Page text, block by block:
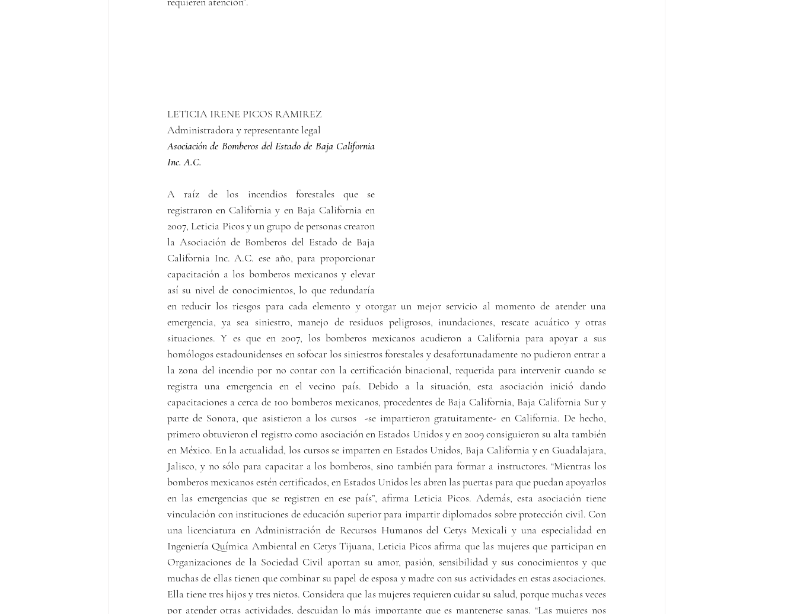
LETICIA IRENE PICOS RAMIREZ
Administradora y representante legal
Asociación de Bomberos del Estado de Baja California
Inc. A.C.
A raíz de los incendios forestales que se
registraron en California y en Baja California en
2007, Leticia Picos y un grupo de personas crearon
la Asociación de Bomberos del Estado de Baja
California Inc. A.C. ese año, para proporcionar
capacitación a los bomberos mexicanos y elevar
así su nivel de conocimientos, lo que redundaría
en reducir los riesgos para cada elemento y otorgar un mejor servicio al momento de atender una
emergencia, ya sea siniestro, manejo de residuos peligrosos, inundaciones, rescate acuático y otras
situaciones. Y es que en 2007, los bomberos mexicanos acudieron a California para apoyar a sus
homólogos estadounidenses en sofocar los siniestros forestales y desafortunadamente no pudieron entrar a
la zona del incendio por no contar con la certificación binacional, requerida para intervenir cuando se
registra una emergencia en el vecino país. Debido a la situación, esta asociación inició dando
capacitaciones a cerca de 100 bomberos mexicanos, procedentes de Baja California, Baja California Sur y
parte de Sonora, que asistieron a los cursos  -se impartieron gratuitamente- en California. De hecho,
primero obtuvieron el registro como asociación en Estados Unidos y en 2009 consiguieron su alta también
en México. En la actualidad, los cursos se imparten en Estados Unidos, Baja California y en Guadalajara,
Jalisco, y no sólo para capacitar a los bomberos, sino también para formar a instructores. “Mientras los
bomberos mexicanos estén certificados, en Estados Unidos les abren las puertas para que puedan apoyarlos
en las emergencias que se registren en ese país”, afirma Leticia Picos. Además, esta asociación tiene
vinculación con instituciones de educación superior para impartir diplomados sobre protección civil. Con
una licenciatura en Administración de Recursos Humanos del Cetys Mexicali y una especialidad en
Ingeniería Química Ambiental en Cetys Tijuana, Leticia Picos afirma que las mujeres que participan en
Organizaciones de la Sociedad Civil aportan su amor, pasión, sensibilidad y sus conocimientos y que
muchas de ellas tienen que combinar su papel de esposa y madre con sus actividades en estas asociaciones.
Ella tiene tres hijos y tres nietos. Considera que las mujeres requieren cuidar su salud, porque muchas veces
por atender otras actividades, descuidan lo más importante que es mantenerse sanas. “Las mujeres nos